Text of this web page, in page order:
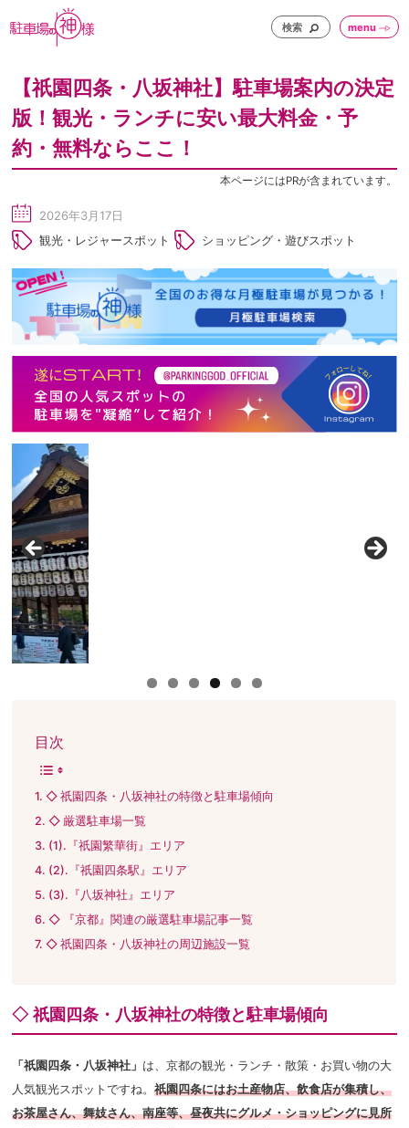
検索 menu
【祇園四条・八坂神社】駐車場案内の決定
版！観光・ランチに安い最大料金・予
約・無料ならここ！
本ページにはPRが含まれています。
sc
du
le
2026年3月17日
観光・レジャースポット
ショッピング・遊びスポット
目次
◇ 祇園四条・八坂神社の特徴と駐車場傾向
◇ 厳選駐車場一覧
(1).『祇園繁華街』エリア
(2).『祇園四条駅』エリア
(3).『八坂神社』エリア
◇ 『京都』関連の厳選駐車場記事一覧
◇ 祇園四条・八坂神社の周辺施設一覧
◇ 祇園四条・八坂神社の特徴と駐車場傾向
「祇園四条・八坂神社」 は、京都の観光・ランチ・散策・お買い物の大
人気観光スポットですね。祇園四条にはお土産物店、飲食店が集積し、
お茶屋さん、舞妓さん、南座等、昼夜共にグルメ・ショッピングに見所